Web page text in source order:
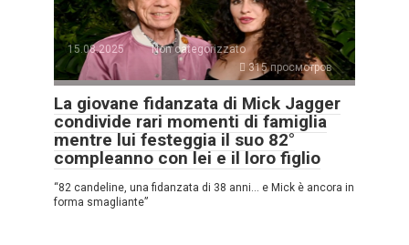
15.08.2025
Non categorizzato
315 просмотров
La giovane fidanzata di Mick Jagger
condivide rari momenti di famiglia
mentre lui festeggia il suo 82°
compleanno con lei e il loro figlio
“82 candeline, una fidanzata di 38 anni… e Mick è ancora in
forma smagliante”